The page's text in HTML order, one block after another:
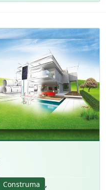
Construma ,